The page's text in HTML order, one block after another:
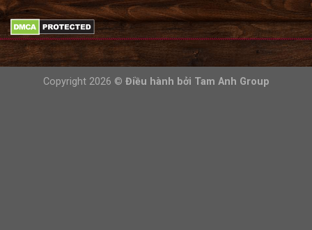
Copyright 2026 © Điều hành bởi Tam Anh Group